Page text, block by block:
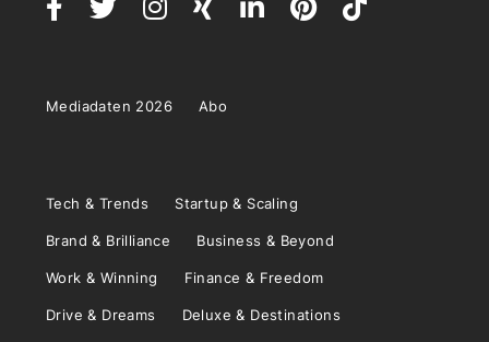
Mediadaten 2026 Abo
Tech & Trends Startup & Scaling
Brand & Brilliance Business & Beyond
Work & Winning Finance & Freedom
Drive & Dreams Deluxe & Destinations